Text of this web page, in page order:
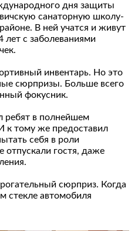
дня защиты
санаторную школу-
В ней учатся и живут
лет с заболеваниями
инвентарь. Но это
сюрпризы. Больше всего
фокусник.
ребят в полнейшем
к тому же предоставил
себя в роли
отпускали гостя, даже
сюрприз. Когда
стекле автомобиля